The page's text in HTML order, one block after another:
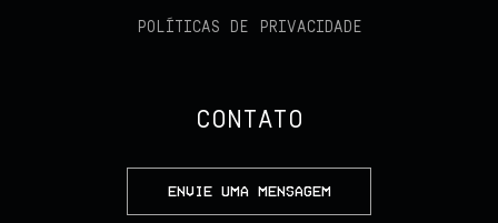
POLÍTICAS DE PRIVACIDADE
CONTATO
ENVIE UMA MENSAGEM